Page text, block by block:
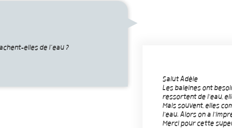
elles de l’eau ?
Salut Adèle
Les baleines ont
ressortent de l'eau,
Mais souvent, elles
l'eau. Alors on a
Merci pour cette